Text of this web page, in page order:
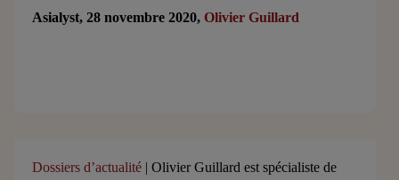
Asialyst, 28 novembre 2020,Olivier Guillard
Dossiers d’actualité | Olivier Guillard est spécialiste de